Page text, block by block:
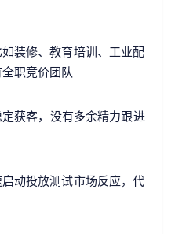
装修、教育培训、工业配
职竞价团队
获客，没有多余精力跟进
动投放测试市场反应，代